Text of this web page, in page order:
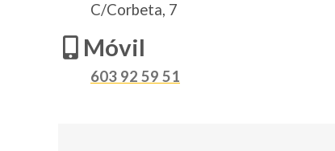
C/Corbeta, 7
Móvil
603 92 59 51